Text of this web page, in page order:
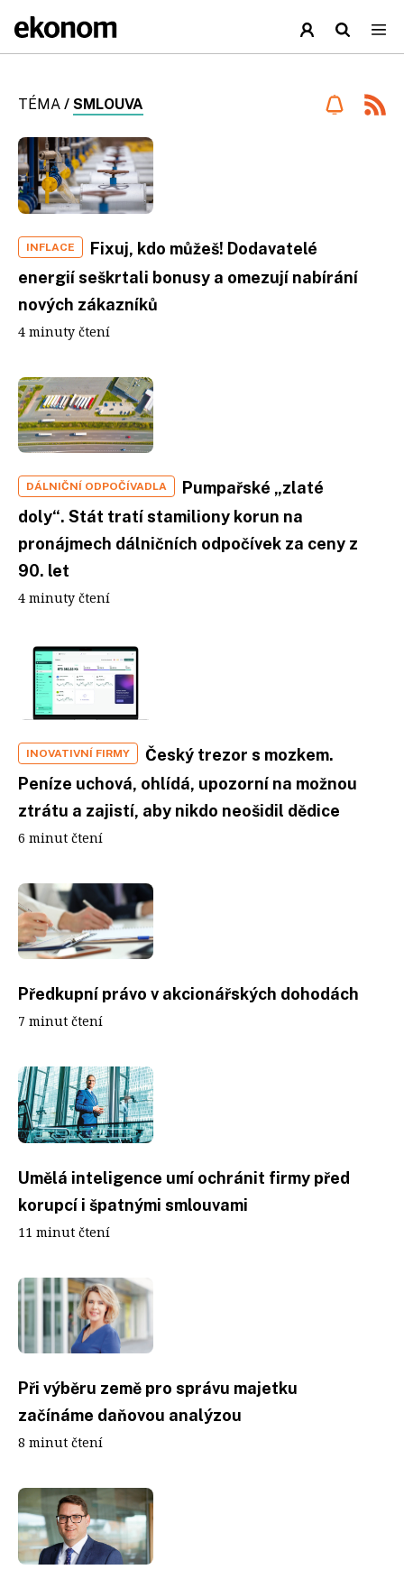
TÉMA / SMLOUVA
INFLACE
Fixuj, kdo můžeš! Dodavatelé
energií seškrtali bonusy a omezují nabírání
nových zákazníků
4 minuty čtení
DÁLNIČNÍ ODPOČÍVADLA
Pumpařské „zlaté
doly“. Stát tratí stamiliony korun na
pronájmech dálničních odpočívek za ceny z
90. let
4 minuty čtení
INOVATIVNÍ FIRMY
Český trezor s mozkem.
Peníze uchová, ohlídá, upozorní na možnou
ztrátu a zajistí, aby nikdo neošidil dědice
6 minut čtení
Předkupní právo v akcionářských dohodách
7 minut čtení
Umělá inteligence umí ochránit firmy před
korupcí i špatnými smlouvami
11 minut čtení
Při výběru země pro správu majetku
začínáme daňovou analýzou
8 minut čtení